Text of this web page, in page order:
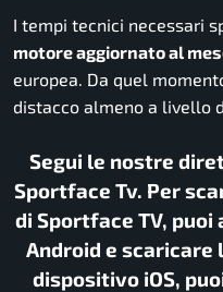
I tempi tecnici necessari
motore aggiornato al
europea. Da quel
distacco almeno a livello
Segui le nostre
Sportface Tv. Per
di Sportface TV,
Android e scaricare
dispositivo iOS,